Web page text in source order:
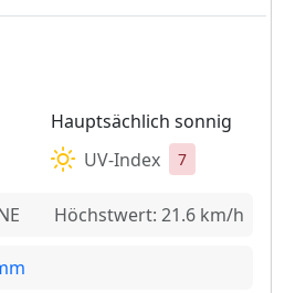
Hauptsächlich sonnig
UV-Index
7
Höchstwert: 21.6 km/h